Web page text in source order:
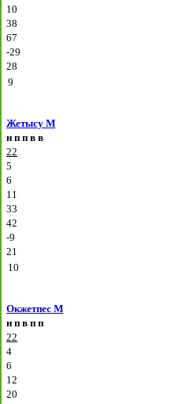
10
38
67
-29
28
9
Жетысу М
н п п в в
22
5
6
11
33
42
-9
21
10
Окжетпес М
н п в п п
22
4
6
12
20